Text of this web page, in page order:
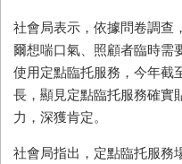
社會局表示，依據問卷調查
爾想喘口氣、照顧者臨時需
使用定點臨托服務，今年截
長，顯見定點臨托服務確實
力，深獲肯定。
社會局指出，定點臨托服務